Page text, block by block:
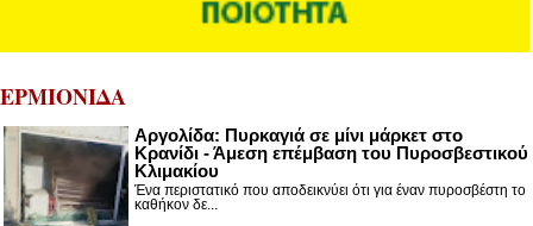
ΕΡΜΙΟΝΙΔΑ
Αργολίδα: Πυρκαγιά σε μίνι μάρκετ στο
Κρανίδι - Άμεση επέμβαση του Πυροσβεστικού
Κλιμακίου
Ένα περιστατικό που αποδεικνύει ότι για έναν πυροσβέστη το
καθήκον δε...